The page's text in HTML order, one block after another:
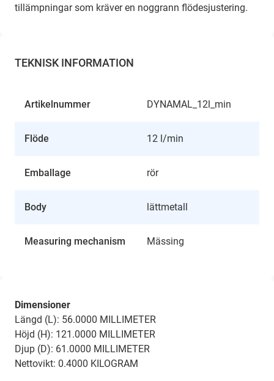
tillämpningar som kräver en noggrann flödesjustering.
TEKNISK INFORMATION
Artikelnummer DYNAMAL_12l_min
Flöde 12 l/min
Emballage rör
Body lättmetall
Measuring mechanism Mässing
Dimensioner
Längd (L): 56.0000 MILLIMETER
Höjd (H): 121.0000 MILLIMETER
Djup (D): 61.0000 MILLIMETER
Nettovikt: 0.4000 KILOGRAM